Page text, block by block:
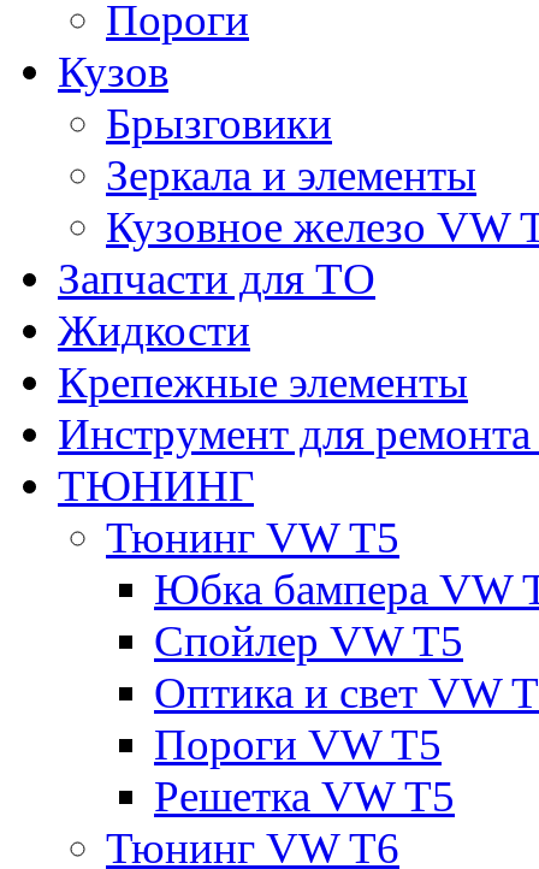
Пороги
Кузов
Брызговики
Зеркала и элементы
Кузовное железо VW
Запчасти для ТО
Жидкости
Крепежные элементы
Инструмент для
ТЮНИНГ
Тюнинг VW T5
Юбка бампера VW
Спойлер VW T5
Оптика и свет VW
Пороги VW T5
Решетка VW T5
Тюнинг VW T6